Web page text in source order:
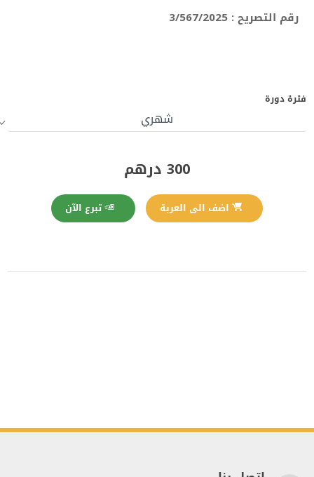
رقم التصريح : 3/567/2025
فترة دورة
300 درهم
اضف الى العربة تبرع الآن